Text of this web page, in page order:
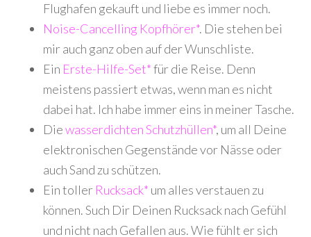
Flughafen gekauft und liebe es immer noch.
Noise-Cancelling Kopfhörer*. Die stehen bei
mir auch ganz oben auf der Wunschliste.
Ein Erste-Hilfe-Set*für die Reise. Denn
meistens passiert etwas, wenn man es nicht
dabei hat. Ich habe immer eins in meiner Tasche.
Diewasserdichten Schutzhüllen*, um all Deine
elektronischen Gegenstände vor Nässe oder
auch Sand zu schützen.
Ein toller Rucksack* um alles verstauen zu
können. Such Dir Deinen Rucksack nach Gefühl
und nicht nach Gefallen aus. Wie fühlt er sich